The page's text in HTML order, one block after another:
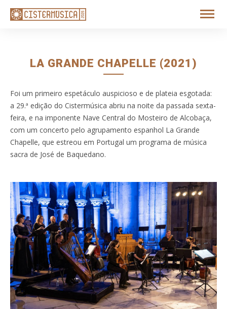
LA GRANDE CHAPELLE (2021)
Foi um primeiro espetáculo auspicioso e de plateia esgotada:
a 29.ª edição do Cistermúsica abriu na noite da passada sexta-
feira, e na imponente Nave Central do Mosteiro de Alcobaça,
com um concerto pelo agrupamento espanhol La Grande
Chapelle, que estreou em Portugal um programa de música
sacra de José de Baquedano.